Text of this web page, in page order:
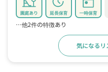
園庭あり 延長保育 一時保育
…他2件の特徴あり
気になるリ